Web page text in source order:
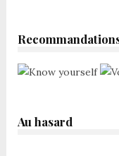
Au hasard